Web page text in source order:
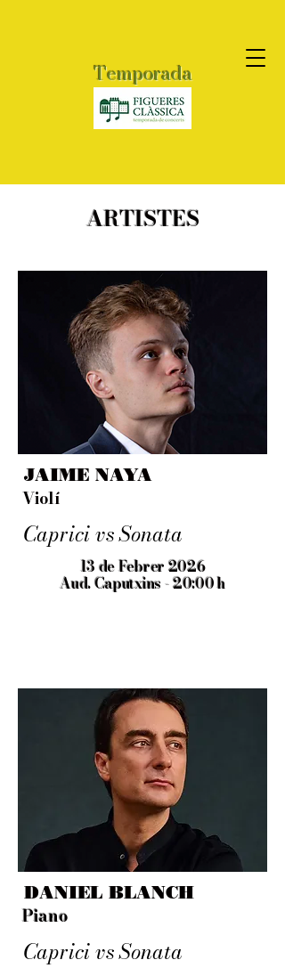
Temporada
2026
ARTISTES
JAIME NAYA
Violí
Caprici vs Sonata
13 de Febrer 2026
Aud. Caputxins - 20:00 h
DANIEL BLANCH
Piano
Caprici vs Sonata